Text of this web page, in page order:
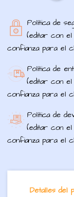
Política de
(editar con el
confianza para el
Política de
(editar con el
confianza para el
Política de
(editar con el
confianza para el
Detalles del